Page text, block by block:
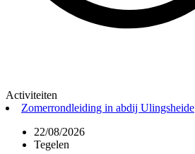
Activiteiten
Zomerrondleiding in abdij Ulingsheide
22/08/2026
Tegelen